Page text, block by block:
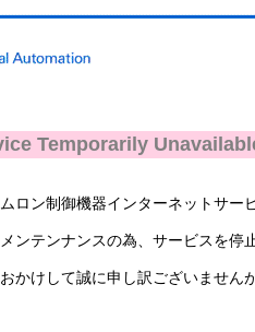
Temporarily
ロン制御機器インターネットサー
ンテンナンスの為、サービスを停
かけして誠に申し訳ございません